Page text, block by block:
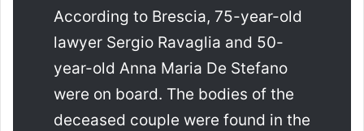
According to Brescia, 75-year-old
lawyer Sergio Ravaglia and 50-
year-old Anna Maria De Stefano
were on board. The bodies of the
deceased couple were found in the